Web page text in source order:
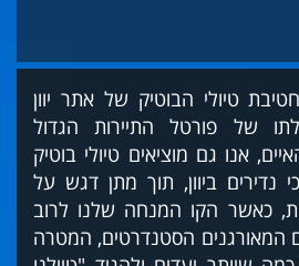
טיולי הבוטיק של אתר יוון
של פורטל התיירות הגדול
אנו גם מוציאים טיולי בוטיק
נדירים ביוון, תוך מתן דגש על
כאשר הקו המנחה שלנו לרוב
המאורגנים הסטנדרטים, המטרה